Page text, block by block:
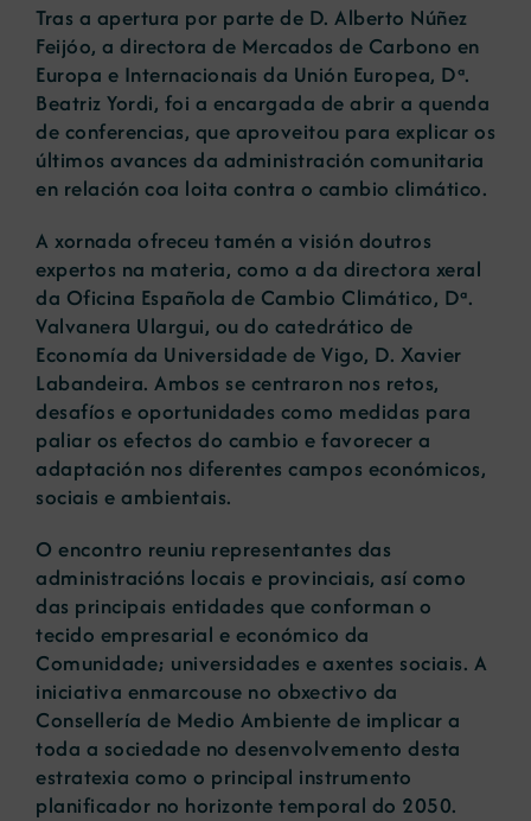
Tras a apertura por parte de D. Alberto Núñez
Feijóo, a directora de Mercados de Carbono en
Europa e Internacionais da Unión Europea, Dª.
Beatriz Yordi, foi a encargada de abrir a quenda
de conferencias, que aproveitou para explicar os
últimos avances da administración comunitaria
en relación coa loita contra o cambio climático.
A xornada ofreceu tamén a visión doutros
expertos na materia, como a da directora xeral
da Oficina Española de Cambio Climático, Dª.
Valvanera Ulargui, ou do catedrático de
Economía da Universidade de Vigo, D. Xavier
Labandeira. Ambos se centraron nos retos,
desafíos e oportunidades como medidas para
paliar os efectos do cambio e favorecer a
adaptación nos diferentes campos económicos,
sociais e ambientais.
O encontro reuniu representantes das
administracións locais e provinciais, así como
das principais entidades que conforman o
tecido empresarial e económico da
Comunidade; universidades e axentes sociais. A
iniciativa enmarcouse no obxectivo da
Consellería de Medio Ambiente de implicar a
toda a sociedade no desenvolvemento desta
estratexia como o principal instrumento
planificador no horizonte temporal do 2050.